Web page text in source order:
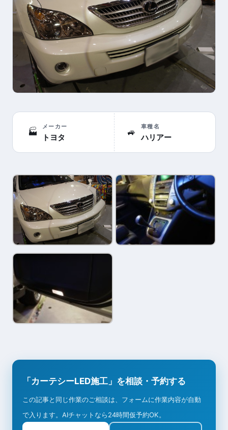
🏭
メーカー
トヨタ
🚙
車種名
ハリアー
「カーテシーLED施工」を相談・予約する
この記事と同じ作業のご相談は、フォームに作業内容が自動
で入ります。AIチャットなら24時間仮予約OK。